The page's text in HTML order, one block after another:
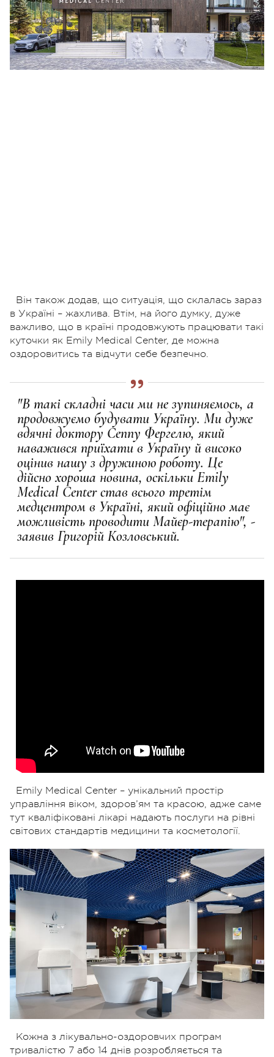
Він також додав, що ситуація, що склалась зараз
в Україні – жахлива. Втім, на його думку, дуже
важливо, що в країні продовжують працювати такі
куточки як Emily Medical Center, де можна
оздоровитись та відчути себе безпечно.
"В такі складні часи ми не зупиняємось, а
продовжуємо будувати Україну. Ми дуже
вдячні доктору Сеппу Фергелю, який
наважився приїхати в Україну й високо
оцінив нашу з дружиною роботу. Це
дійсно хороша новина, оскільки Emily
Medical Center став всього третім
медцентром в Україні, який офіційно має
можливість проводити Майєр-терапію", -
заявив Григорій Козловський.
Emily Medical Center – унікальний простір
управління віком, здоров’ям та красою, адже саме
тут кваліфіковані лікарі надають послуги на рівні
світових стандартів медицини та косметології.
Кожна з лікувально-оздоровчих програм
тривалістю 7 або 14 днів розробляється та